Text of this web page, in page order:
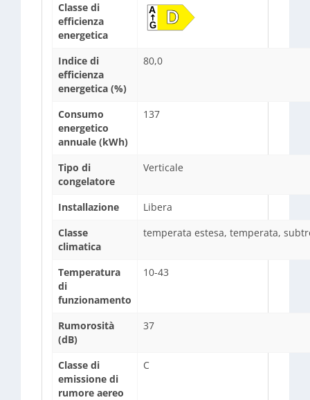
Classe di
efficienza
energetica
Indice di
efficienza
energetica (%)
80,0
Consumo
energetico
annuale (kWh)
137
Tipo di
congelatore
Verticale
Installazione
Libera
Classe
climatica
temperata estesa, temperata,
Temperatura
di
funzionamento
10-43
Rumorosità
(dB)
37
Classe di
emissione di
rumore aereo
C